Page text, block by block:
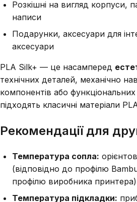
Розкішні на вигляд корпуси,
написи
Подарунки, аксесуари для
аксесуари
PLA Silk+ — це насамперед
технічних деталей, механічно
компонентів або
підходять класичні матеріали
Рекомендації для
Температура сопла:
(відповідно до профілю
профілю виробника принтера)
Температура підкладки: